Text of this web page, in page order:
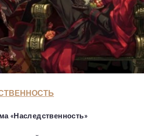
«Наследственность»